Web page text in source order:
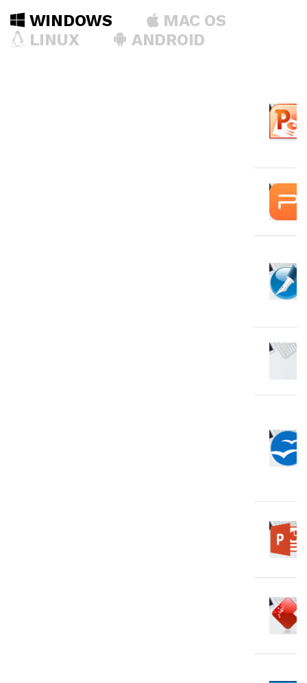
WINDOWS
MAC OS
LINUX
ANDROID